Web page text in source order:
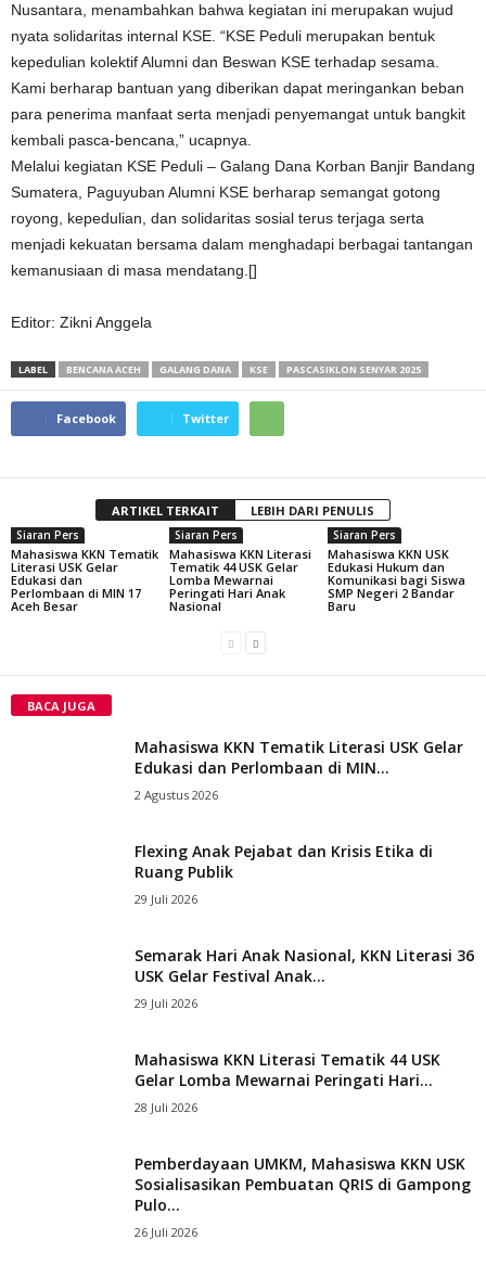
Nusantara, menambahkan bahwa kegiatan ini merupakan wujud
nyata solidaritas internal KSE. “KSE Peduli merupakan bentuk
kepedulian kolektif Alumni dan Beswan KSE terhadap sesama.
Kami berharap bantuan yang diberikan dapat meringankan beban
para penerima manfaat serta menjadi penyemangat untuk bangkit
kembali pasca-bencana,” ucapnya.
Melalui kegiatan KSE Peduli – Galang Dana Korban Banjir Bandang
Sumatera, Paguyuban Alumni KSE berharap semangat gotong
royong, kepedulian, dan solidaritas sosial terus terjaga serta
menjadi kekuatan bersama dalam menghadapi berbagai tantangan
kemanusiaan di masa mendatang.[]
Editor: Zikni Anggela
LABEL BENCANA ACEH GALANG DANA KSE PASCASIKLON SENYAR 2025
Facebook Twitter
ARTIKEL TERKAIT LEBIH DARI PENULIS
Siaran Pers
Mahasiswa KKN Tematik
Literasi USK Gelar
Edukasi dan
Perlombaan di MIN 17
Aceh Besar
Siaran Pers
Mahasiswa KKN Literasi
Tematik 44 USK Gelar
Lomba Mewarnai
Peringati Hari Anak
Nasional
Siaran Pers
Mahasiswa KKN USK
Edukasi Hukum dan
Komunikasi bagi Siswa
SMP Negeri 2 Bandar
Baru
BACA JUGA
Mahasiswa KKN Tematik Literasi USK Gelar
Edukasi dan Perlombaan di MIN...
2 Agustus 2026
Flexing Anak Pejabat dan Krisis Etika di
Ruang Publik
29 Juli 2026
Semarak Hari Anak Nasional, KKN Literasi 36
USK Gelar Festival Anak...
29 Juli 2026
Mahasiswa KKN Literasi Tematik 44 USK
Gelar Lomba Mewarnai Peringati Hari...
28 Juli 2026
Pemberdayaan UMKM, Mahasiswa KKN USK
Sosialisasikan Pembuatan QRIS di Gampong
Pulo...
26 Juli 2026